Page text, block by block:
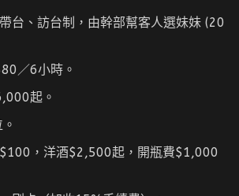
帶台、訪台制，由幹部幫客人選妹妹 (20
／6小時。
起。
$100，洋酒$2,500起，開瓶費$1,000